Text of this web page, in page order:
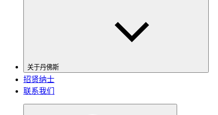
关于丹佛斯
招贤纳士
联系我们